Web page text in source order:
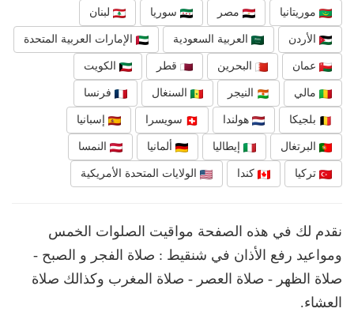
موريتانيا مصر سوريا لبنان
الأردن العربية السعودية الإمارات العربية المتحدة
عمان البحرين قطر الكويت
مالي النيجر السنغال فرنسا
بلجيكا هولندا سويسرا إسبانيا
البرتغال إيطاليا ألمانيا النمسا
تركيا كندا الولايات المتحدة الأمريكية
نقدم لك في هذه الصفحة مواقيت الصلوات الخمس
ومواعيد رفع الأذان في شنقيط : صلاة الفجر و الصبح -
صلاة الظهر - صلاة العصر - صلاة المغرب وكذالك صلاة
العشاء.